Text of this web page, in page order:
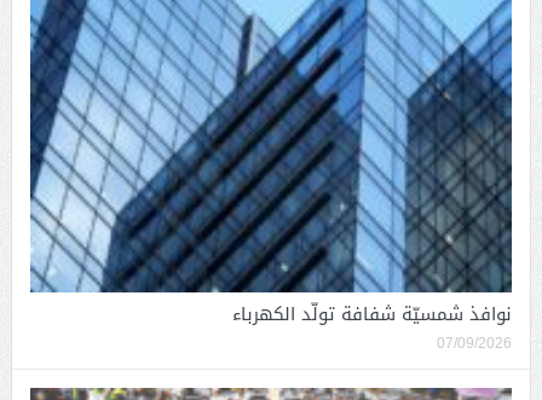
نوافذ شمسيّة شفافة تولّد الكهرباء
07/09/2026